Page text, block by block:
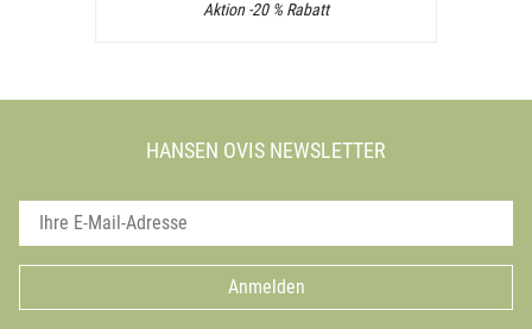
Aktion -20 % Rabatt
HANSEN OVIS NEWSLETTER
Anmelden